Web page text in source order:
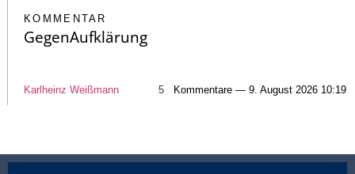
KOMMENTAR
GegenAufklärung
Karlheinz Weißmann 5 Kommentare — 9. August 2026 10:19